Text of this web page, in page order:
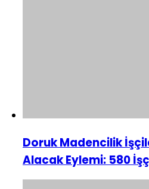
Doruk Madencilik
Alacak Eylemi: 580